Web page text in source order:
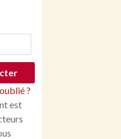
?
est